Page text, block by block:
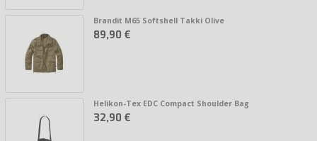
Brandit M65 Softshell Takki Olive
89,90 €
Helikon-Tex EDC Compact Shoulder Bag
32,90 €